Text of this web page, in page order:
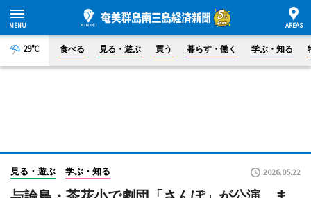
29°C 食べる 見る・遊ぶ 買う 暮らす・働く 学ぶ・知る
見る・遊ぶ 学ぶ・知る 2026.05.22